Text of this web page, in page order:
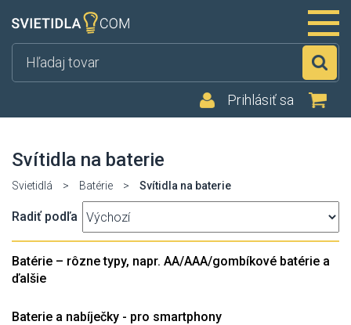
Prihlásiť sa
Svítidla na baterie
Svietidlá > Batérie > Svítidla na baterie
Radiť podľa
Batérie – rôzne typy, napr. AA/AAA/gombíkové batérie a
ďalšie
Baterie a nabíječky - pro smartphony